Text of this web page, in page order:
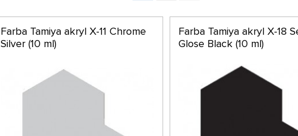
Farba Tamiya akryl X-11 Chrome
Silver (10 ml)
Farba Tamiya akryl X-18
Glose Black (10 ml)